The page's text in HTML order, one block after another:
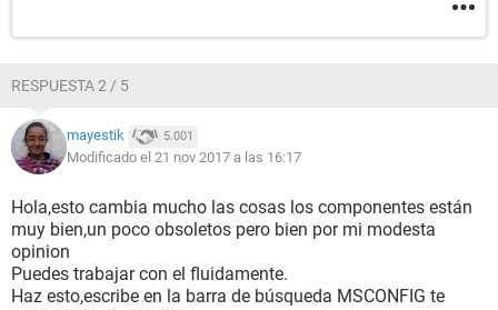
RESPUESTA 2 / 5
mayestik 5.001
Modificado el 21 nov 2017 a las 16:17
Hola,esto cambia mucho las cosas los componentes están
muy bien,un poco obsoletos pero bien por mi modesta
opinion
Puedes trabajar con el fluidamente.
Haz esto,escribe en la barra de búsqueda MSCONFIG te